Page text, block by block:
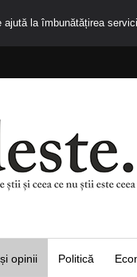
opinii Politică
ajută la îmbunătățirea